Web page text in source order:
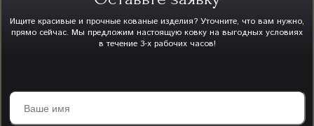
Ищите красивые и прочные кованые изделия? Уточните, что вам нужно,
прямо сейчас. Мы предложим настоящую ковку на выгодных условиях
в течение 3-х рабочих часов!